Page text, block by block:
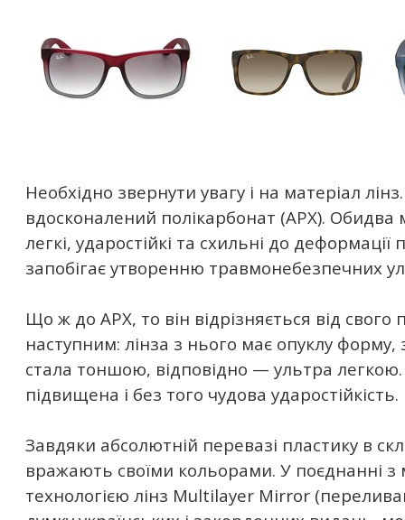
Необхідно звернути увагу і на матеріал
вдосконалений полікарбонат (APX). Обидва
легкі, ударостійкі та схильні до
запобігає утворенню травмонебезпечних
Що ж до APX, то він відрізняється від
наступним: лінза з нього має опуклу
стала тоншою, відповідно — ультра легкою.
підвищена і без того чудова ударостійкість.
Завдяки абсолютній перевазі пластику в
вражають своїми кольорами. У поєднанні
технологією лінз Multilayer Mirror